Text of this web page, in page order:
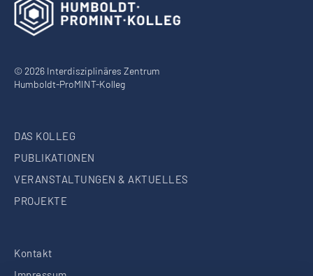
© 2026 Interdisziplinäres Zentrum
Humboldt-ProMINT-Kolleg
DAS KOLLEG
PUBLIKATIONEN
VERANSTALTUNGEN & AKTUELLES
PROJEKTE
Kontakt